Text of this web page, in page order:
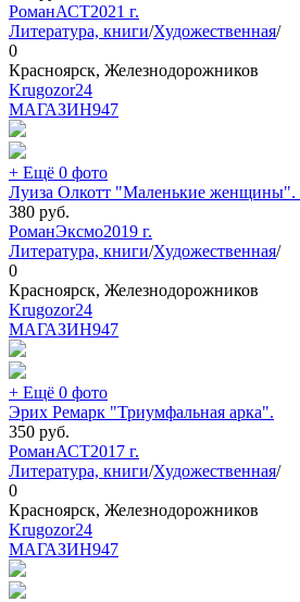
РоманАСТ2021 г.
Литература, книги/Художественная/
0
Красноярск, Железнодорожников
Krugozor24
МАГАЗИН947
+ Ещё 0 фото
Луиза Олкотт "Маленькие женщины".
380 руб.
РоманЭксмо2019 г.
Литература, книги/Художественная/
0
Красноярск, Железнодорожников
Krugozor24
МАГАЗИН947
+ Ещё 0 фото
Эрих Ремарк "Триумфальная арка".
350 руб.
РоманАСТ2017 г.
Литература, книги/Художественная/
0
Красноярск, Железнодорожников
Krugozor24
МАГАЗИН947